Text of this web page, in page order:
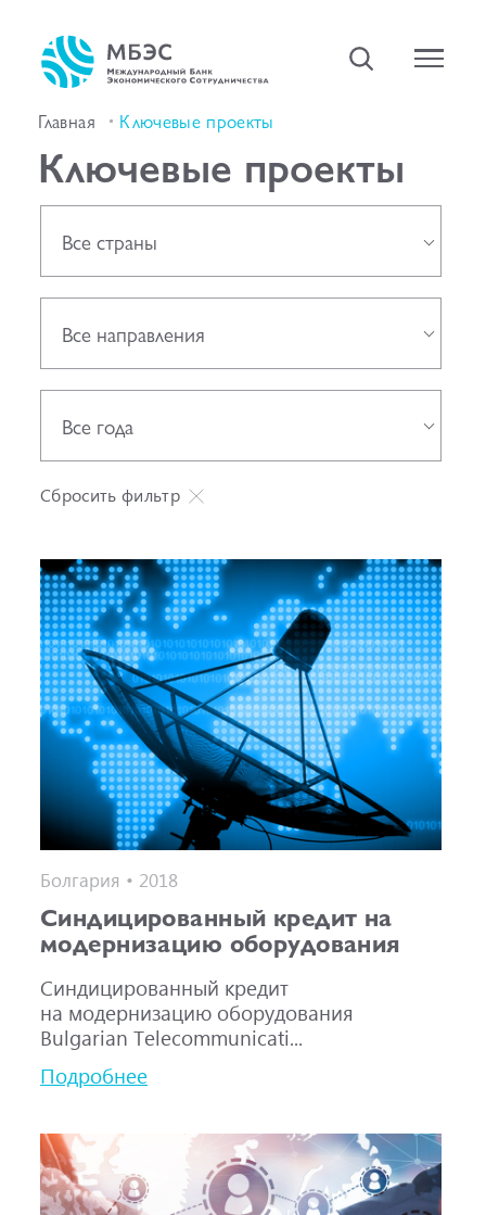
Главная Ключевые проекты
Ключевые проекты
Все страны
Все направления
Все года
Сбросить фильтр
Болгария • 2018
Синдицированный кредит на
модернизацию оборудования
Синдицированный кредит
на модернизацию оборудования
Bulgarian Telecommunicati...
Подробнее